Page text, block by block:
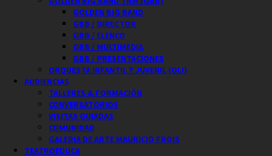
GOLDEN BIG BAND
GBB / DIRECTOR
GBB / ELENCO
GBB / MULTIMEDIA
GBB / PRESENTACIONES
ORQUESTA INFANTIL Y JUVENIL (OIJ)
AUDIENCIAS
TALLERES & FORMACIÓN
CONVERSATORIOS
VISITAS GUIADAS
COMUNIDAD
GALERIA DE ARTE MAURICIO FROIS
TEATROEDUCA